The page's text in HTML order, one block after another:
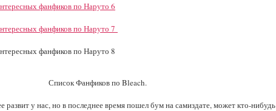
фанфиков по Наруто 6
фанфиков по Наруто 7
фанфиков по Наруто 8
Список Фанфиков по Bleach.
у нас, но в последнее время пошел бум на самиздате, может кто-нибудь